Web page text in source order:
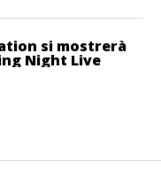
si mostrerà
Night Live